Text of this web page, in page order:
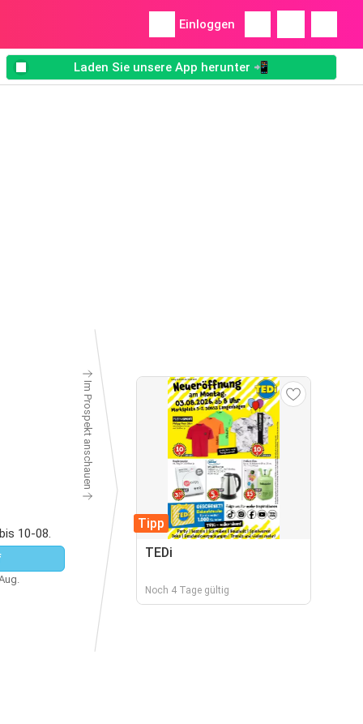
Einloggen
Laden Sie unsere App herunter 📲
10-08.
Im Prospekt anschauen
Tipp
TEDi
Noch 4 Tage gültig